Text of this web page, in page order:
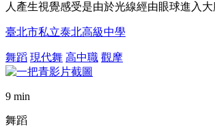
人產生視覺感受是由於光線經由眼球進入
臺北市私立泰北高級中學
舞蹈 現代舞 高中職 觀摩
9 min
舞蹈